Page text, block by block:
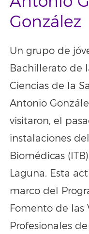
González
Un grupo de
Bachillerato de
Ciencias de la
Antonio
visitaron, el
instalaciones
Biomédicas
Laguna. Esta
marco del
Fomento de las
Profesionales